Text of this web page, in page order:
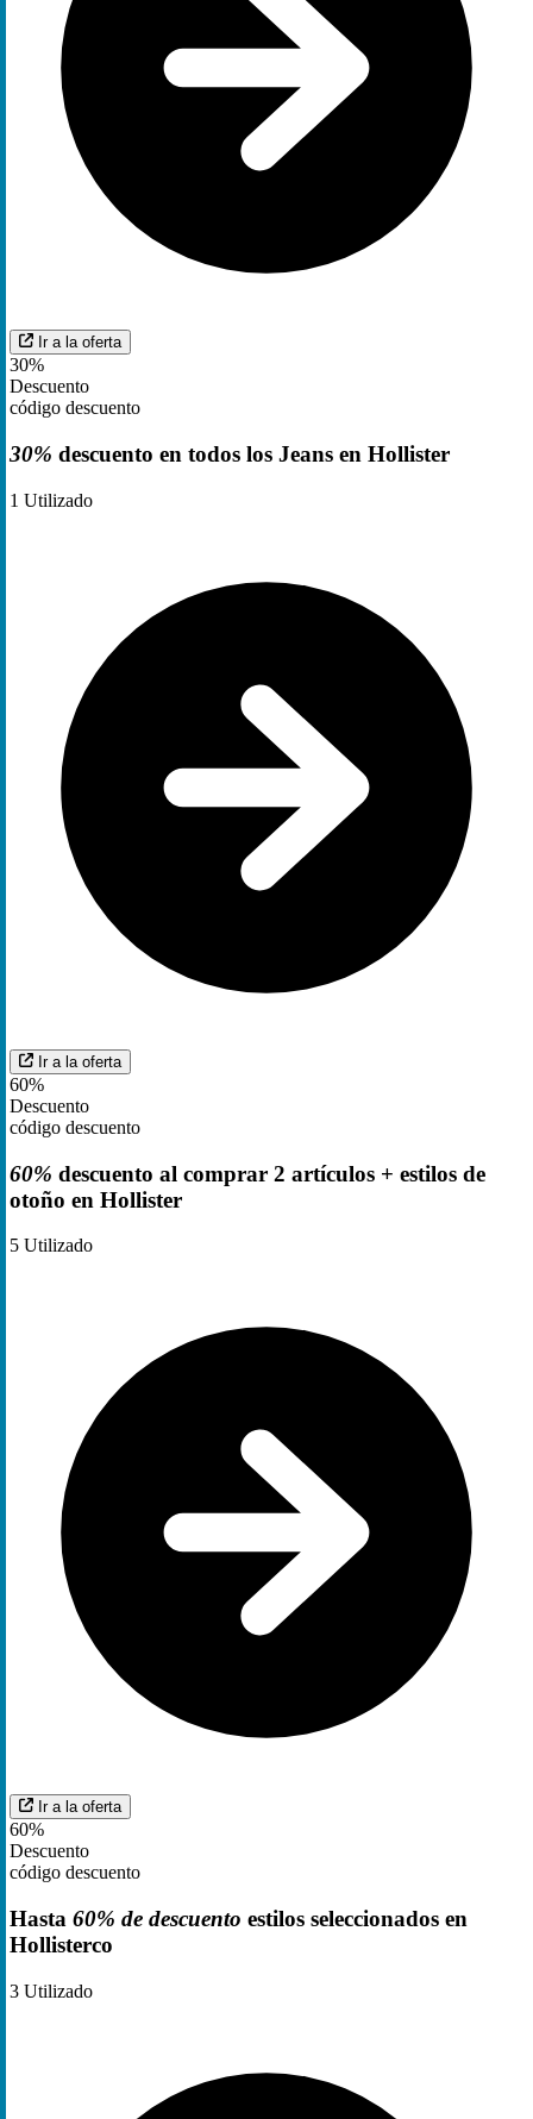
Ir a la oferta
30%
Descuento
código descuento
30% descuento en todos los Jeans en Hollister
1 Utilizado
Ir a la oferta
60%
Descuento
código descuento
60% descuento al comprar 2 artículos + estilos de
otoño en Hollister
5 Utilizado
Ir a la oferta
60%
Descuento
código descuento
Hasta 60% de descuento estilos seleccionados en
Hollisterco
3 Utilizado